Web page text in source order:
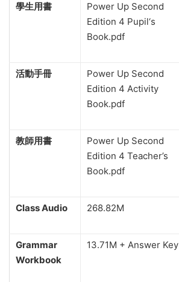
學生用書
Power Up Second
Edition 4 Pupil‘s
Book.pdf
活動手冊
Power Up Second
Edition 4 Activity
Book.pdf
教師用書
Power Up Second
Edition 4 Teacher’s
Book.pdf
Class Audio
268.82M
Grammar
Workbook
13.71M + Answer Key